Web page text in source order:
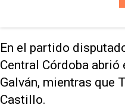
En el partido
Central Córdoba
Galván, mientras que
Castillo.